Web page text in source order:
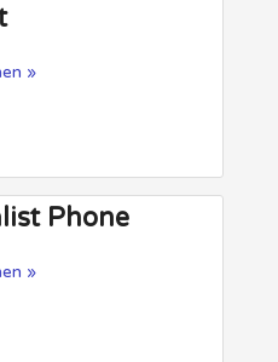
»
Phone
»